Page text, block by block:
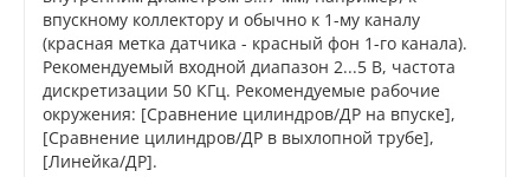
впускному коллектору и обычно к 1-му каналу
(красная метка датчика - красный фон 1-го канала).
Рекомендуемый входной диапазон 2...5 В, частота
дискретизации 50 КГц. Рекомендуемые рабочие
окружения: [Сравнение цилиндров/ДР на впуске],
[Сравнение цилиндров/ДР в выхлопной трубе],
[Линейка/ДР].